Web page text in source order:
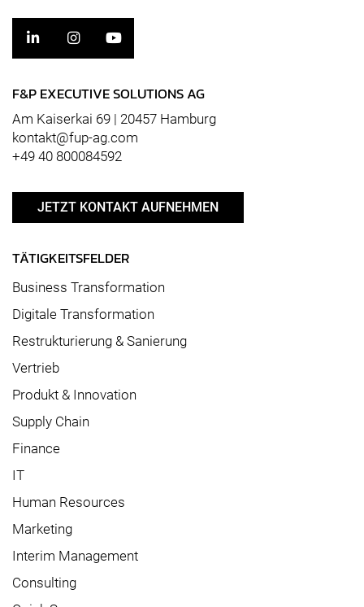
F&P EXECUTIVE SOLUTIONS AG
Am Kaiserkai 69 | 20457 Hamburg
kontakt@fup-ag.com
+49 40 800084592
JETZT KONTAKT AUFNEHMEN
TÄTIGKEITSFELDER
Business Transformation
Digitale Transformation
Restrukturierung & Sanierung
Vertrieb
Produkt & Innovation
Supply Chain
Finance
IT
Human Resources
Marketing
Interim Management
Consulting